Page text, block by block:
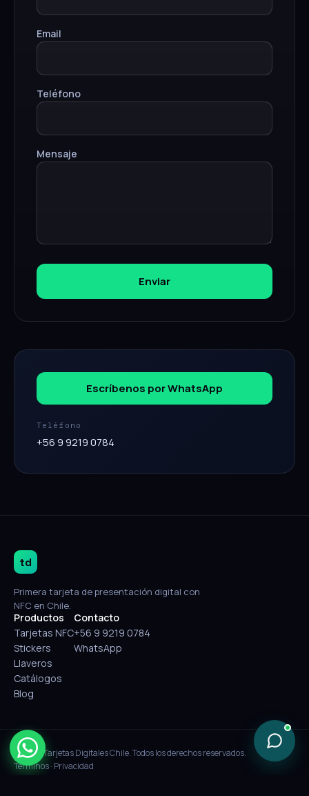
Email
Teléfono
Mensaje
Enviar
Escríbenos por WhatsApp
Teléfono
+56 9 9219 0784
td
Primera tarjeta de presentación digital con
NFC en Chile.
Productos
Tarjetas NFC
Stickers
Llaveros
Catálogos
Blog
Contacto
+56 9 9219 0784
WhatsApp
© 2026 Tarjetas Digitales Chile. Todos los derechos reservados.
Términos· Privacidad